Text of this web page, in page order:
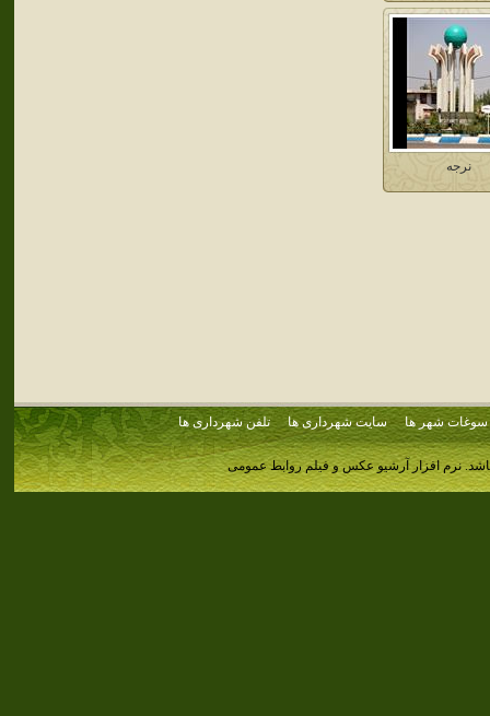
نرجه
سوغات شهر ها سایت شهرداری ها تلفن شهرداری ها
نرم افزار آرشیو عکس و فیلم روابط عمومی